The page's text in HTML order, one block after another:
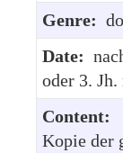
Genre:
Date:
oder 3. Jh.
Content:
Kopie der